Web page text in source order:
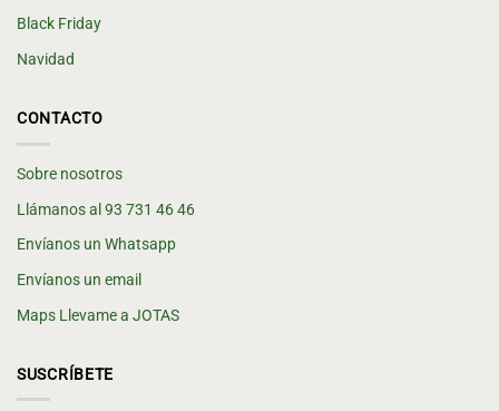
Black Friday
Navidad
CONTACTO
Sobre nosotros
Llámanos al 93 731 46 46
Envíanos un Whatsapp
Envíanos un email
Maps Llevame a JOTAS
SUSCRÍBETE